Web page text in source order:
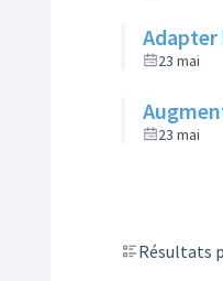
23 mai
23 mai
Résultats